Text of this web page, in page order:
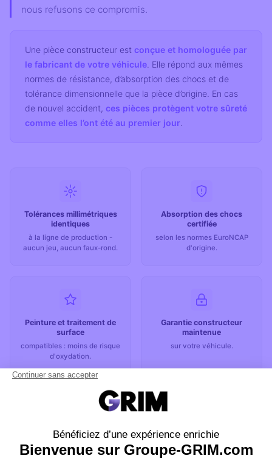
nous refusons ce compromis.
Une pièce constructeur est conçue et homologuée par
le fabricant de votre véhicule . Elle répond aux mêmes
normes de résistance, d’absorption des chocs et de
tolérance dimensionnelle que la pièce d’origine. En cas
de nouvel accident, ces pièces protègent votre sûreté
comme elles l’ont été au premier jour
Tolérances millimétriques
identiques
à la ligne de production -
aucun jeu, aucun faux-rond.
Absorption des chocs
certifiée
selon les normes EuroNCAP
d'origine.
Peinture et traitement de
surface
compatibles : moins de risque
d'oxydation.
Garantie constructeur
maintenue
sur votre véhicule.
Valeur de revente
préservée
- un expert détecte les pièces